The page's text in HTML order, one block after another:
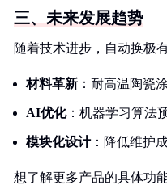
三、未来发展趋势
随着技术进步，自动换极
材料革新 ：耐高温陶瓷
AI优化：机器学习算法
模块化设计：降低维护
想了解更多产品的具体功